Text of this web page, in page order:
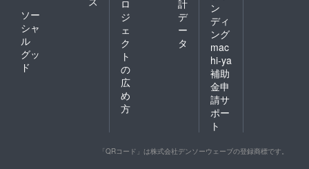
ソー
シャ
ル
グッ
ド
ロ
ジ
ェ
ク
ト
の
広
め
方
計
デ
ー
タ
ン
ディ
ング
mac
hi-ya
補助
金申
請サ
ポー
ト
「QRコード」は株式会社デンソーウェーブの登録商標です。